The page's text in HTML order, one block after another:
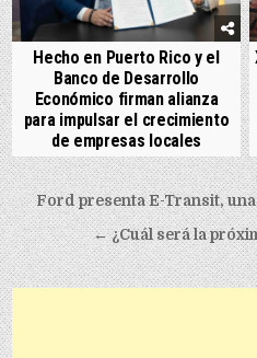
Hecho en Puerto Rico y el
Banco de Desarrollo
Económico firman alianza
para impulsar el crecimiento
de empresas locales
Post navigation
Ford presenta E-Transit,
← ¿Cuál será la